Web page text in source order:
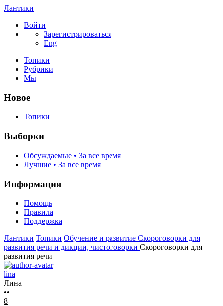
Лантики
Войти
Зарегистрироваться
Eng
Топики
Рубрики
Мы
Новое
Топики
Выборки
Обсуждаемые • За все время
Лучшие • За все время
Информация
Помощь
Правила
Поддержка
Лантики Топики Обучение и развитие Скороговорки для
развития речи и дикции, чистоговорки Скороговорки для
развития речи
lina
Лина
••
8